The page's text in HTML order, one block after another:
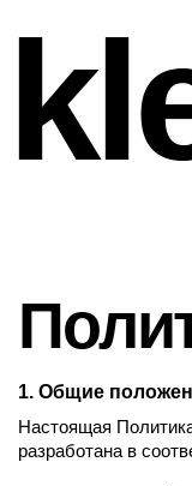
1. Общие
Настоящая
разработана в